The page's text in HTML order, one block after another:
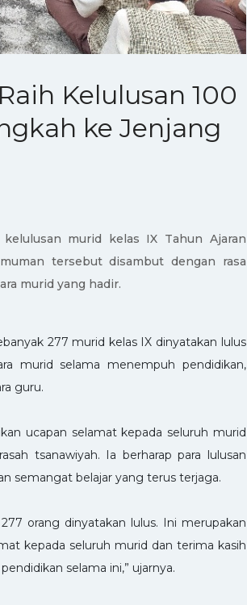
Kelulusan 100
ke Jenjang
murid kelas IX Tahun Ajaran
tersebut disambut dengan rasa
murid yang hadir.
277 murid kelas IX dinyatakan lulus
murid selama menempuh pendidikan,
guru.
ucapan selamat kepada seluruh murid
tsanawiyah. Ia berharap para lulusan
semangat belajar yang terus terjaga.
orang dinyatakan lulus. Ini merupakan
kepada seluruh murid dan terima kasih
selama ini,” ujarnya.